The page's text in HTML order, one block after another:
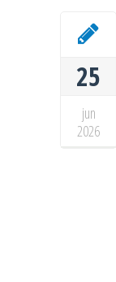
25
jun
2026